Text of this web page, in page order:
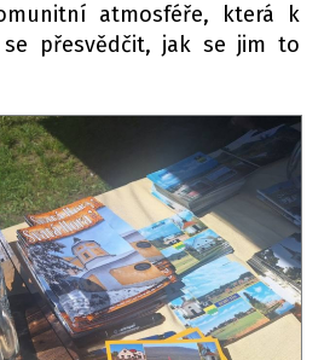
atmosféře, která k
přesvědčit, jak se jim to